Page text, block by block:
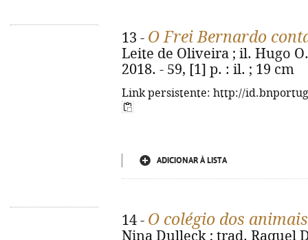
13 - O Frei Bernardo
Leite de Oliveira ; il. Hugo
2018. - 59, [1] p. : il. ; 19 cm
Link persistente: http://
ADICIONAR À LISTA
14 - O colégio dos
Nina Dulleck ; trad. Raquel